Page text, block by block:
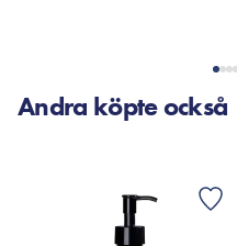
Andra köpte också